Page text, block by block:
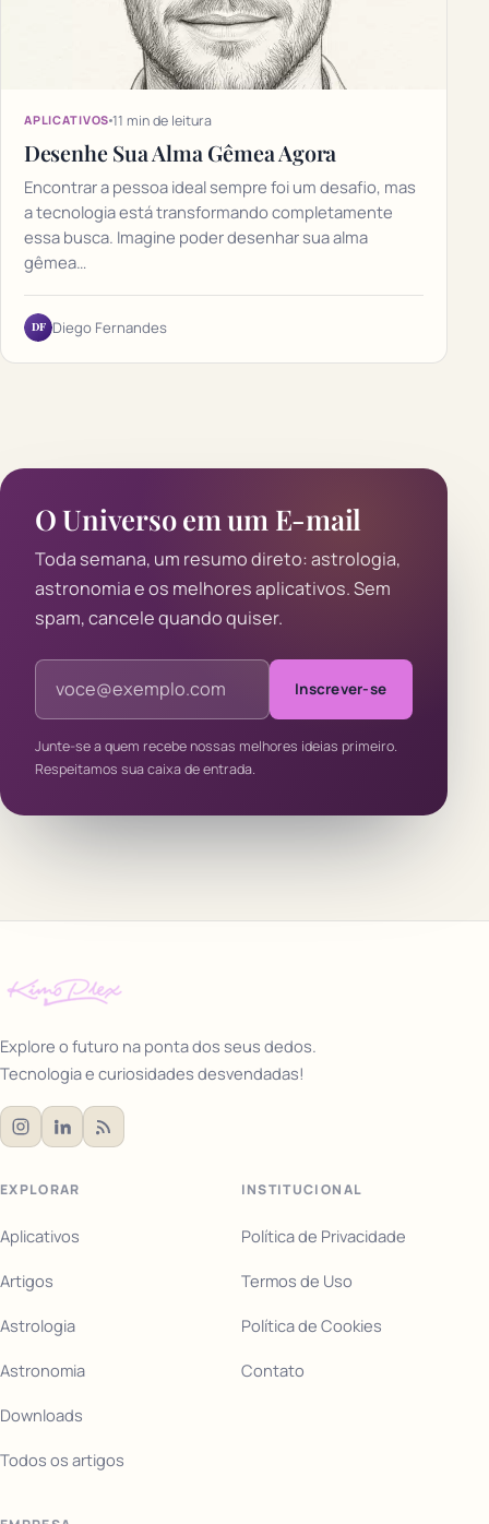
APLICATIVOS 11 min de leitura
Desenhe Sua Alma Gêmea Agora
Encontrar a pessoa ideal sempre foi um desafio, mas
a tecnologia está transformando completamente
essa busca. Imagine poder desenhar sua alma
gêmea…
DF Diego Fernandes
O Universo em um E-mail
Toda semana, um resumo direto: astrologia,
astronomia e os melhores aplicativos. Sem
spam, cancele quando quiser.
Endereço de e-mail
Inscrever-se
Junte-se a quem recebe nossas melhores ideias primeiro.
Respeitamos sua caixa de entrada.
Explore o futuro na ponta dos seus dedos.
Tecnologia e curiosidades desvendadas!
EXPLORAR
Aplicativos
Artigos
Astrologia
Astronomia
Downloads
Todos os artigos
INSTITUCIONAL
Política de Privacidade
Termos de Uso
Política de Cookies
Contato